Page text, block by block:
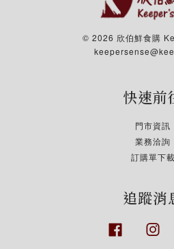
© 2026 欣伯鮮食購
快速前
門市資訊
業務洽詢
訂購單下載
追蹤消
Facebook